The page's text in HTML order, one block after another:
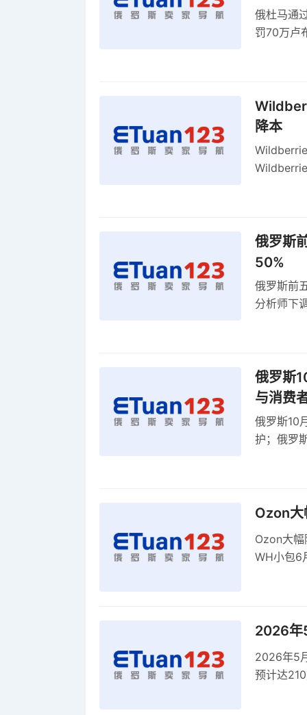
俄杜马通
罚70万卢
降本
俄罗斯
50%
俄罗斯前
分析师下
俄罗斯
与消费
俄罗斯10
护；俄罗
Ozon大
Ozon大
WH小包6
2026年
2026年5
预计达